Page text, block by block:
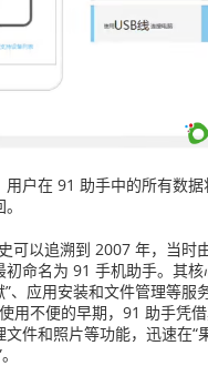
用户在 91 助手中的所有数
可以追溯到 2007 年，当时
初命名为 91 手机助手。其
、应用安装和文件管理等服
用不便的早期，91 助手凭
件和照片等功能，迅速在“